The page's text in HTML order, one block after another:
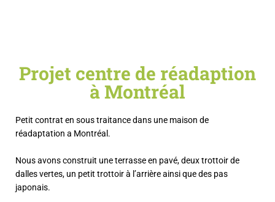
Projet centre de réadaption
à Montréal
Petit contrat en sous traitance dans une maison de
réadaptation a Montréal.
Nous avons construit une terrasse en pavé, deux trottoir de
dalles vertes, un petit trottoir à l’arrière ainsi que des pas
japonais.